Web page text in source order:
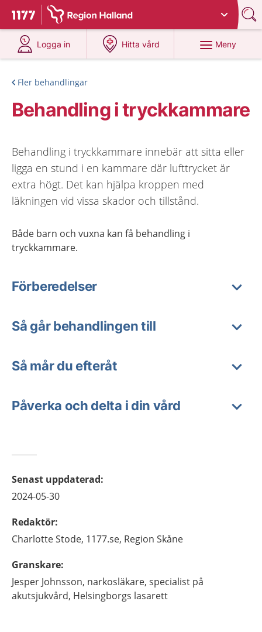
Till startsidan för 1177
Du har valt region Halland
Logga in
på 1177.se
Hitta vård
på 1177.se
Meny
Fler behandlingar
Behandling i tryckkammare
Behandling i tryckkammare innebär att sitta eller
ligga en stund i en kammare där lufttrycket är
extra högt. Det kan hjälpa kroppen med
läkningen vid vissa skador och tillstånd.
Både barn och vuxna kan få behandling i
tryckkammare.
Förberedelser
Så går behandlingen till
Så mår du efteråt
Påverka och delta i din vård
Senast uppdaterad:
2024-05-30
Redaktör:
CharlotteStode, 1177.se, Region Skåne
Granskare:
Jesper Johnsson, narkosläkare, specialist på
akutsjukvård, Helsingborgs lasarett